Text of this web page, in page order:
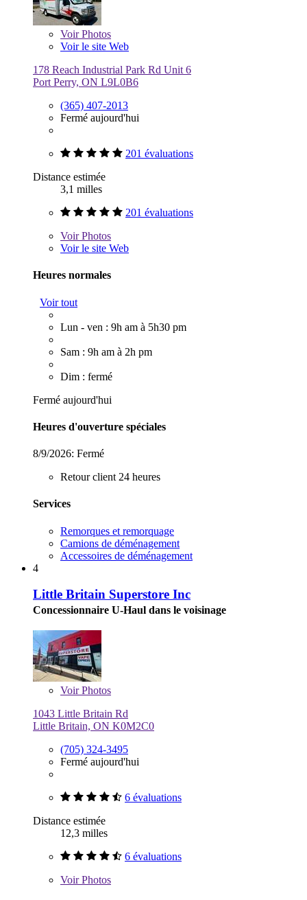
VoirPhotos
Voir le site Web
178 Reach Industrial Park Rd Unit 6
Port Perry, ON L9L0B6
(365) 407-2013
Fermé aujourd'hui
201 évaluations
Distance estimée
3,1 milles
201 évaluations
VoirPhotos
Voir le site Web
Heures normales
Voir tout
Lun - ven : 9h am à 5h30 pm
Sam : 9h am à 2h pm
Dim : fermé
Fermé aujourd'hui
Heures d'ouverture spéciales
8/9/2026: Fermé
Retour client 24 heures
Services
Remorques et remorquage
Camions de déménagement
Accessoires de déménagement
4
Little Britain Superstore Inc
Concessionnaire U-Haul dans le voisinage
VoirPhotos
1043 Little Britain Rd
Little Britain, ON K0M2C0
(705) 324-3495
Fermé aujourd'hui
6 évaluations
Distance estimée
12,3 milles
6 évaluations
VoirPhotos